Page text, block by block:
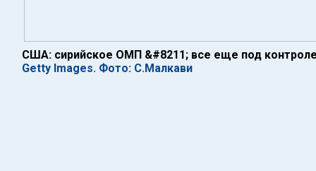
США: сирийское ОМП &#8211; все еще под
Getty Images. Фото: С.Малкави